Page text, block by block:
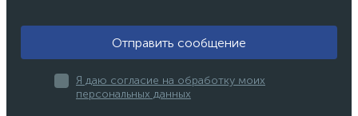
Отправить сообщение
Я даю согласие на обработку моих
персональных данных